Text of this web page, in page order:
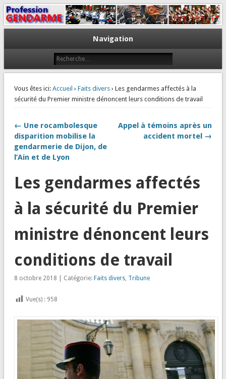
Profession Gendarme
Le journal des gendarmes
Navigation
Vous êtes ici: Accueil › Faits divers› Les gendarmes affectés à la
sécurité du Premier ministre dénoncent leurs conditions de travail
← Une rocambolesque
disparition mobilise la
gendarmerie de Dijon, de
l’Ain et de Lyon
Appel à témoins après un
accident mortel →
Les gendarmes affectés
à la sécurité du Premier
ministre dénoncent leurs
conditions de travail
8 octobre 2018 | Catégorie: Faits divers, Tribune
Vue(s) : 958